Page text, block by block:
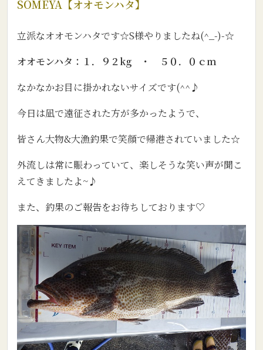
SOMEYA【オオモンハタ】
立派なオオモンハタです☆S様やりましたね(^_-)-☆
オオモンハタ：１．９２kg ・ ５０．０ｃｍ
なかなかお目に掛かれないサイズです(^^♪
今日は凪で遠征された方が多かったようで、
皆さん大物&大漁釣果で笑顔で帰港されていました☆
外流しは常に賑わっていて、楽しそうな笑い声が聞こ
えてきましたよ~♪
また、釣果のご報告をお待ちしております♡